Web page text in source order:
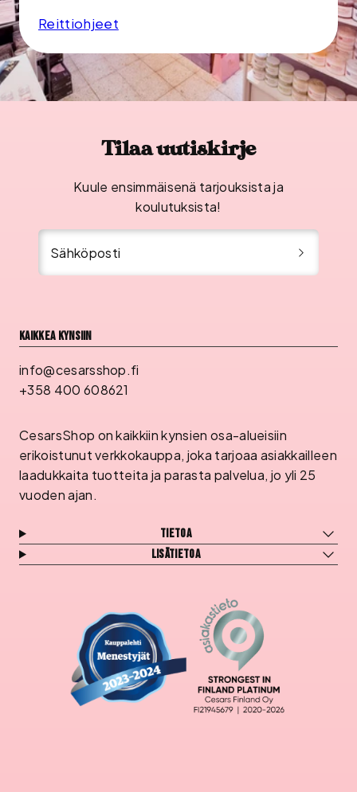
Reittiohjeet
Tilaa uutiskirje
Kuule ensimmäisenä tarjouksista ja
koulutuksista!
Sähköposti
Kaikkea kynsiin
info@cesarsshop.fi
+358 400 608621
CesarsShop on kaikkiin kynsien osa-alueisiin
erikoistunut verkkokauppa, joka tarjoaa asiakkailleen
laadukkaita tuotteita ja parasta palvelua, jo yli 25
vuoden ajan.
Tietoa
Lisätietoa